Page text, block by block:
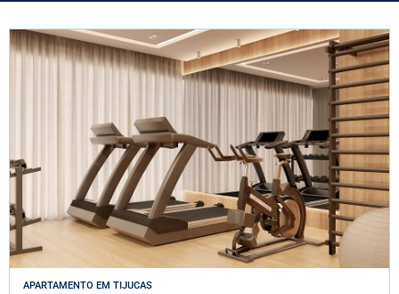
APARTAMENTO EM TIJUCAS